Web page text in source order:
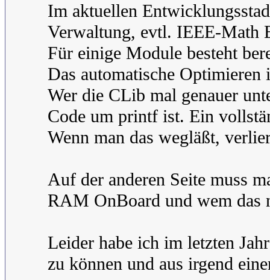
Im aktuellen
Verwaltung, evtl. IEEE-Math
Für einige Module besteht
Das automatische
Wer die CLib mal genauer
Code um printf ist. Ein
Wenn man das wegläßt,
Auf der anderen Seite muss
RAM OnBoard und wem das
Leider habe ich im letzten
zu können und aus irgend